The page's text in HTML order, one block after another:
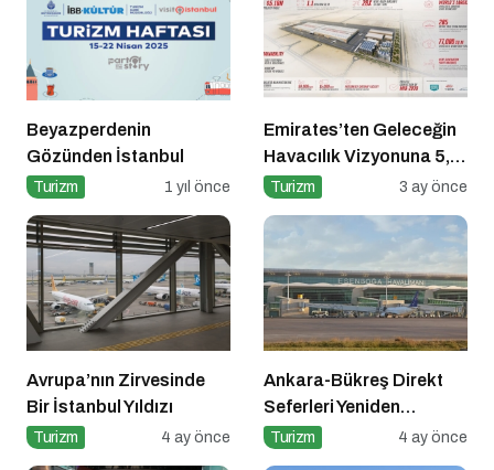
Beyazperdenin
Gözünden İstanbul
Turizm 1 yıl önce
Emirates’ten Geleceğin
Havacılık Vizyonuna 5,1
Milyar Dolarlık Dev
Turizm 3 ay önce
Avrupa’nın Zirvesinde
Bir İstanbul Yıldızı
Turizm 4 ay önce
Ankara-Bükreş Direkt
Seferleri Yeniden
Başladı!
Turizm 4 ay önce